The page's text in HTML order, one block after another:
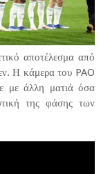
αποτέλεσμα από
Η κάμερα του PAO
με άλλη ματιά όσα
της φάσης των